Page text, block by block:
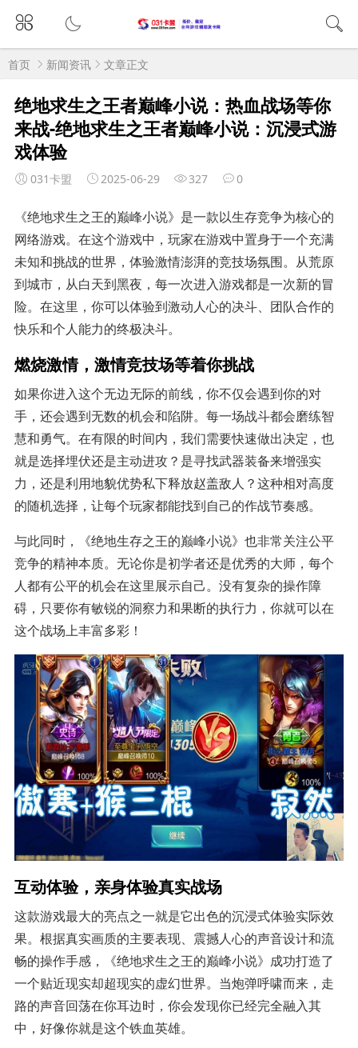
首页 新闻资讯 文章正文
绝地求生之王者巅峰小说：热血战场等你
来战-绝地求生之王者巅峰小说：沉浸式游
戏体验
031卡盟 2025-06-29 327 0
《绝地求生之王的巅峰小说》是一款以生存竞争为核心的
网络游戏。在这个游戏中，玩家在游戏中置身于一个充满
未知和挑战的世界，体验激情澎湃的竞技场氛围。从荒原
到城市，从白天到黑夜，每一次进入游戏都是一次新的冒
险。在这里，你可以体验到激动人心的决斗、团队合作的
快乐和个人能力的终极决斗。
燃烧激情，激情竞技场等着你挑战
如果你进入这个无边无际的前线，你不仅会遇到你的对
手，还会遇到无数的机会和陷阱。每一场战斗都会磨练智
慧和勇气。在有限的时间内，我们需要快速做出决定，也
就是选择埋伏还是主动进攻？是寻找武器装备来增强实
力，还是利用地貌优势私下释放赵盖敌人？这种相对高度
的随机选择，让每个玩家都能找到自己的作战节奏感。
与此同时，《绝地生存之王的巅峰小说》也非常关注公平
竞争的精神本质。无论你是初学者还是优秀的大师，每个
人都有公平的机会在这里展示自己。没有复杂的操作障
碍，只要你有敏锐的洞察力和果断的执行力，你就可以在
这个战场上丰富多彩！
互动体验，亲身体验真实战场
这款游戏最大的亮点之一就是它出色的沉浸式体验实际效
果。根据真实画质的主要表现、震撼人心的声音设计和流
畅的操作手感，《绝地求生之王的巅峰小说》成功打造了
一个贴近现实却超现实的虚幻世界。当炮弹呼啸而来，走
路的声音回荡在你耳边时，你会发现你已经完全融入其
中，好像你就是这个铁血英雄。